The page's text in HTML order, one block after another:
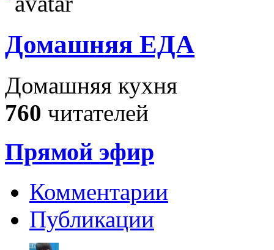
Домашняя ЕДА
Домашняя кухня
760 читателей
Прямой эфир
Комментарии
Публикации